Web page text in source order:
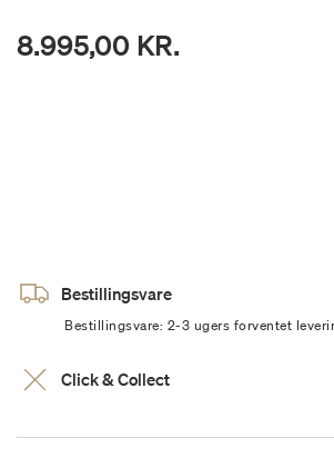
8.995,00 KR.
Bestillingsvare
Bestillingsvare: 2-3 ugers forventet
Click & Collect